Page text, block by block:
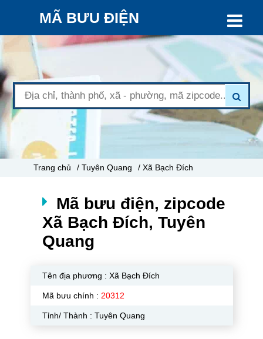
MÃ BƯU ĐIỆN
Trang chủ / Tuyên Quang / Xã Bạch Đích
Mã bưu điện, zipcode
Xã Bạch Đích, Tuyên
Quang
Tên địa phương : Xã Bạch Đích
Mã bưu chính : 20312
Tỉnh/ Thành : Tuyên Quang